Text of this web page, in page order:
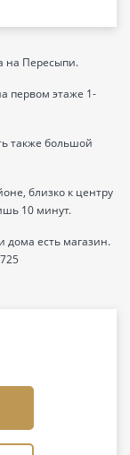
на Пересыпи.
первом этаже 1-
также большой
близко к центру
10 минут.
дома есть магазин.